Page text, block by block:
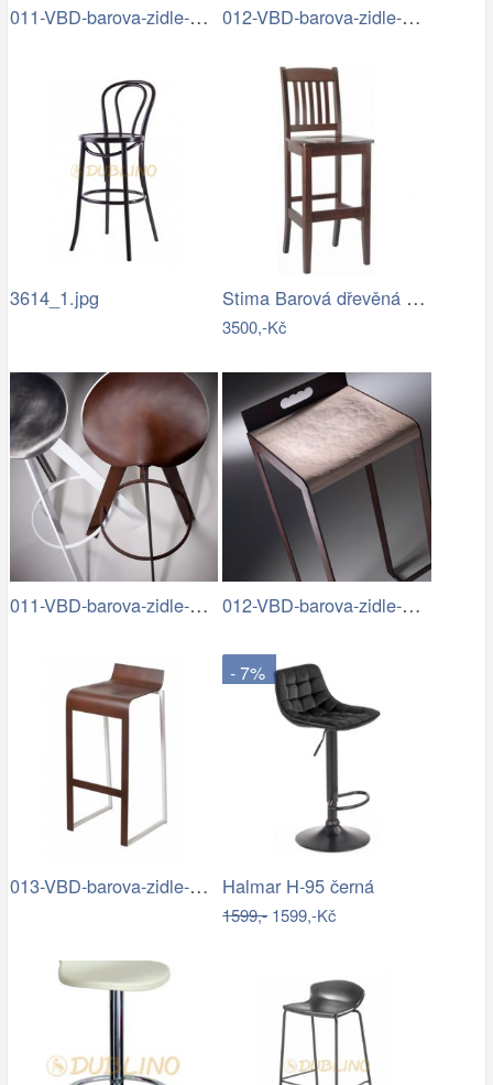
011-VBD-barova-zidle-B01-2.jpg 012-VBD-barova-zidle-B02-4.jpg
3614_1.jpg Stima Barová dřevěná židle Art 41 -…
3500,-Kč
011-VBD-barova-zidle-B01-1.jpg 012-VBD-barova-zidle-B02-1.jpg
013-VBD-barova-zidle-B03-2.jpg
- 7%
Halmar H-95 černá
1599,-1599,-Kč